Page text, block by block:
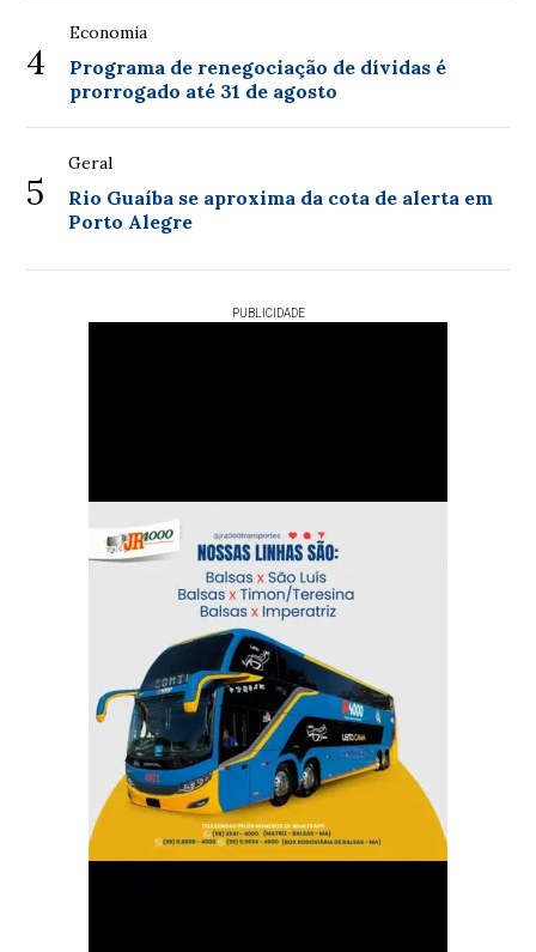
4
Economia
Programa de renegociação de dívidas é
prorrogado até 31 de agosto
5
Geral
Rio Guaíba se aproxima da cota de alerta em
Porto Alegre
PUBLICIDADE